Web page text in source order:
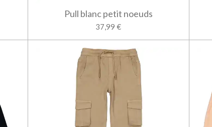
Pull blanc petit noeuds
37,99 €